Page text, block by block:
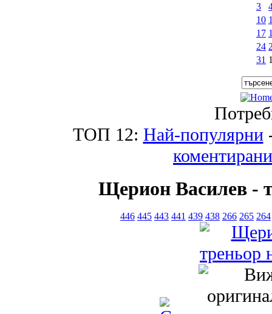
3
10
17
24
31
ТОП 12: Най-популярни
коментирани
Щерион Василев -
446 445 443 441 439 438 266 265 264